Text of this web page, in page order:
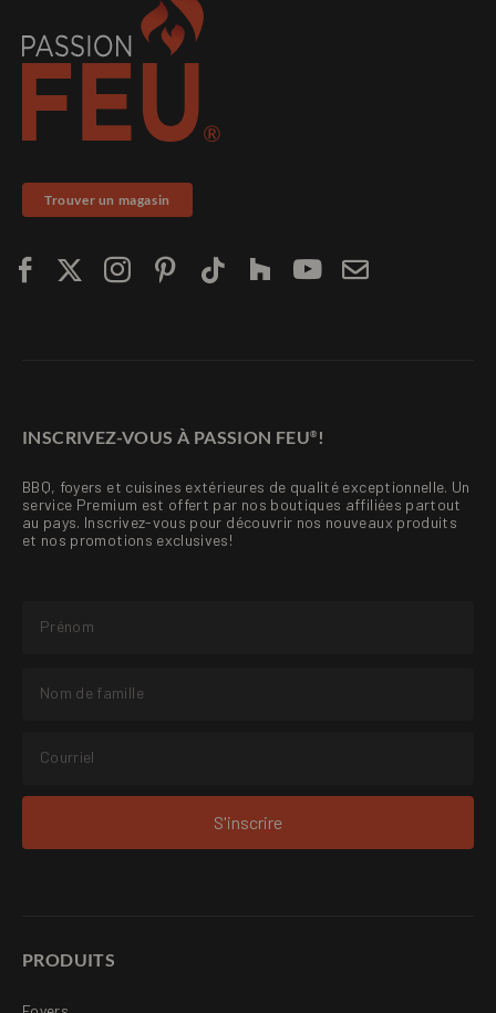
Trouver un magasin
INSCRIVEZ-VOUS À PASSION FEU® !
BBQ, foyers et cuisines extérieures de qualité exceptionnelle. Un
service Premium est offert par nos boutiques affiliées partout
au pays. Inscrivez-vous pour découvrir nos nouveaux produits
et nos promotions exclusives!
S'inscrire
PRODUITS